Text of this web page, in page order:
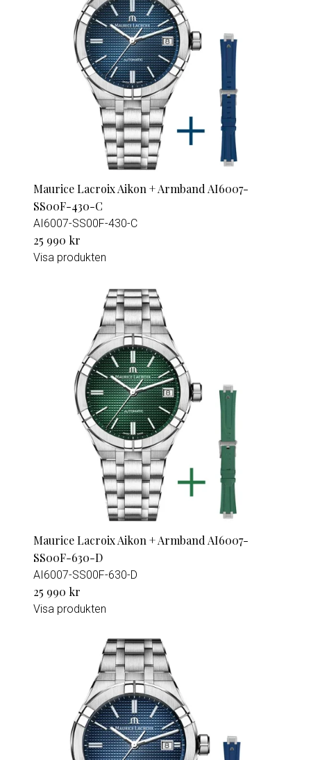
Maurice Lacroix Aikon + Armband AI6007-
SS00F-430-C
AI6007-SS00F-430-C
25 990 kr
Visa produkten
Maurice Lacroix Aikon + Armband AI6007-
SS00F-630-D
AI6007-SS00F-630-D
25 990 kr
Visa produkten